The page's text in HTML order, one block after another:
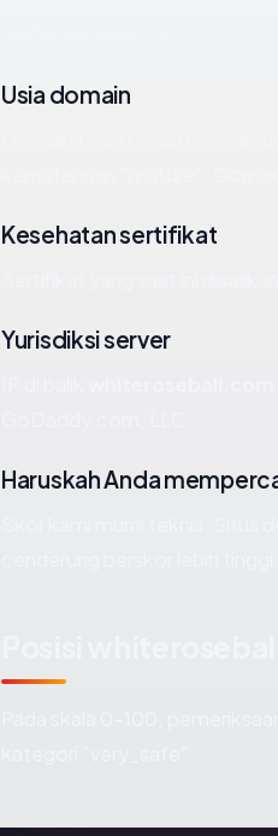
Usia domain
Kesehatan sertifikat
Yurisdiksi server
Haruskah Anda